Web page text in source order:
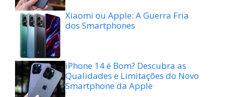
Xiaomi ou Apple: A Guerra Fria
dos Smartphones
iPhone 14 é Bom? Descubra as
Qualidades e Limitações do Novo
Smartphone da Apple